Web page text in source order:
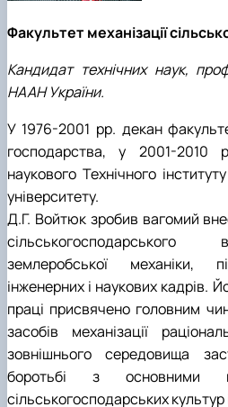
Факультет механізації
Кандидат технічних наук,
НААН України.
У 1976-2001 рр. декан
господарства, у 2001-2010
наукового Технічного
університету.
Д.Г. Войтюк зробив вагомий
землеробської механіки,
інженерних і наукових кадрів.
праці присвячено головним
засобів механізації
зовнішнього середовища
боротьбі з основними
сільськогосподарських культур